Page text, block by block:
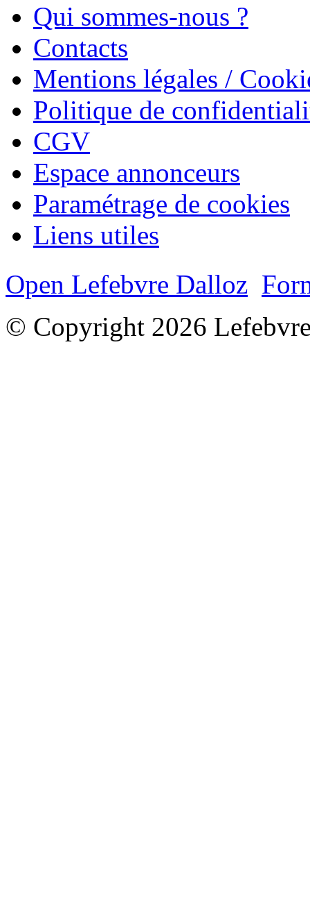
Qui sommes-nous ?
Contacts
Mentions légales /
Politique de
CGV
Espace annonceurs
Paramétrage de cookies
Liens utiles
Open Lefebvre Dalloz
© Copyright 2026